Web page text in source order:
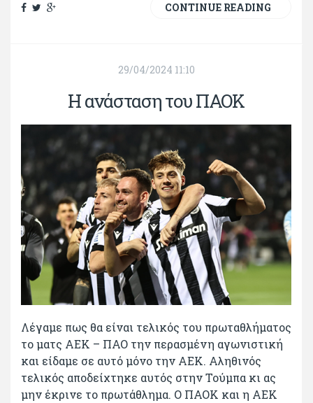
CONTINUE READING
29/04/2024 11:10
Η ανάσταση του ΠΑΟΚ
Λέγαμε πως θα είναι τελικός του πρωταθλήματος
το ματς ΑΕΚ – ΠΑΟ την περασμένη αγωνιστική
και είδαμε σε αυτό μόνο την ΑΕΚ. Αληθινός
τελικός αποδείχτηκε αυτός στην Τούμπα κι ας
μην έκρινε το πρωτάθλημα. Ο ΠΑΟΚ και η ΑΕΚ